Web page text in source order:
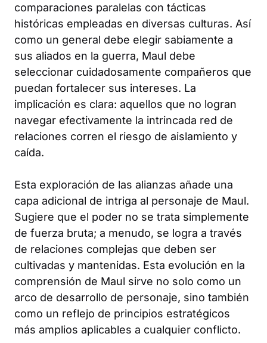
comparaciones paralelas con tácticas
históricas empleadas en diversas culturas. Así
como un general debe elegir sabiamente a
sus aliados en la guerra, Maul debe
seleccionar cuidadosamente compañeros que
puedan fortalecer sus intereses. La
implicación es clara: aquellos que no logran
navegar efectivamente la intrincada red de
relaciones corren el riesgo de aislamiento y
caída.
Esta exploración de las alianzas añade una
capa adicional de intriga al personaje de Maul.
Sugiere que el poder no se trata simplemente
de fuerza bruta; a menudo, se logra a través
de relaciones complejas que deben ser
cultivadas y mantenidas. Esta evolución en la
comprensión de Maul sirve no solo como un
arco de desarrollo de personaje, sino también
como un reflejo de principios estratégicos
más amplios aplicables a cualquier conflicto.